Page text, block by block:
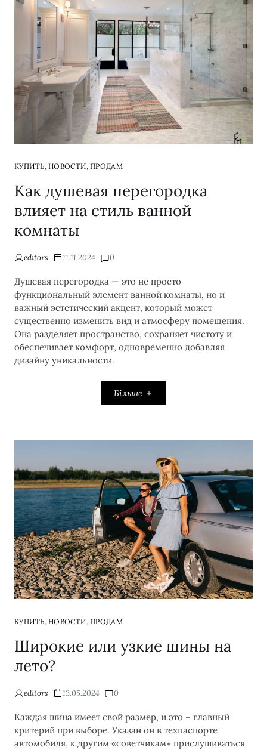
КУПИТЬ, НОВОСТИ, ПРОДАМ
Как душевая перегородка
влияет на стиль ванной
комнаты
editors 11.11.2024 0
Душевая перегородка — это не просто
функциональный элемент ванной комнаты, но и
важный эстетический акцент, который может
существенно изменить вид и атмосферу помещения.
Она разделяет пространство, сохраняет чистоту и
обеспечивает комфорт, одновременно добавляя
дизайну уникальности.
Більше
КУПИТЬ, НОВОСТИ, ПРОДАМ
Широкие или узкие шины на
лето?
editors 13.05.2024 0
Каждая шина имеет свой размер, и это – главный
критерий при выборе. Указан он в техпаспорте
автомобиля, к другим «советчикам» прислушиваться